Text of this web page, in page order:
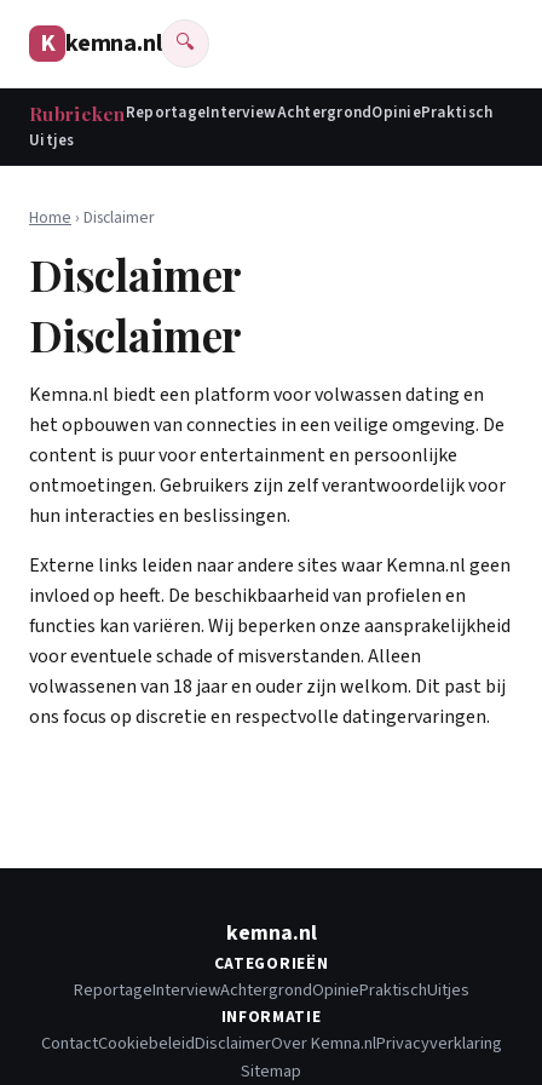
K kemna.nl 🔍
RubriekenReportageInterviewAchtergrondOpiniePraktisch
Uitjes
Home › Disclaimer
Disclaimer
Disclaimer
Kemna.nl biedt een platform voor volwassen dating en
het opbouwen van connecties in een veilige omgeving. De
content is puur voor entertainment en persoonlijke
ontmoetingen. Gebruikers zijn zelf verantwoordelijk voor
hun interacties en beslissingen.
Externe links leiden naar andere sites waar Kemna.nl geen
invloed op heeft. De beschikbaarheid van profielen en
functies kan variëren. Wij beperken onze aansprakelijkheid
voor eventuele schade of misverstanden. Alleen
volwassenen van 18 jaar en ouder zijn welkom. Dit past bij
ons focus op discretie en respectvolle datingervaringen.
kemna.nl
CATEGORIEËN
ReportageInterviewAchtergrondOpiniePraktischUitjes
INFORMATIE
ContactCookiebeleidDisclaimerOver Kemna.nlPrivacyverklaring
Sitemap